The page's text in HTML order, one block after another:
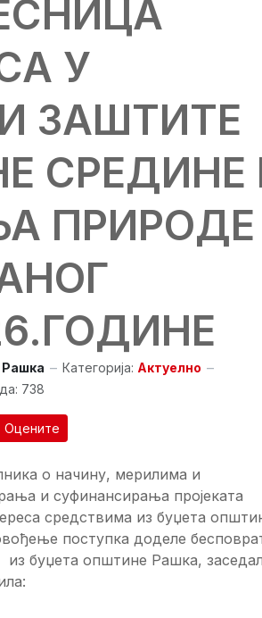
У
ЗАШТИТЕ
СРЕДИНЕ
ПРИРОДЕ
Рашка Категорија: Актуелно
738
о начину, мерилима и
и суфинансирања пројеката
средствима из буџета
поступка доделе
из буџета општине Рашка,